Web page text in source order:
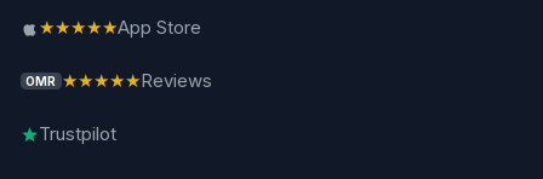
★★★★★App Store
OMR ★★★★★Reviews
Trustpilot